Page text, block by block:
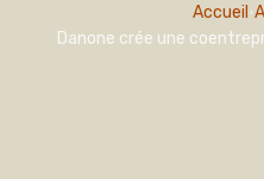
Accueil
Danone crée une